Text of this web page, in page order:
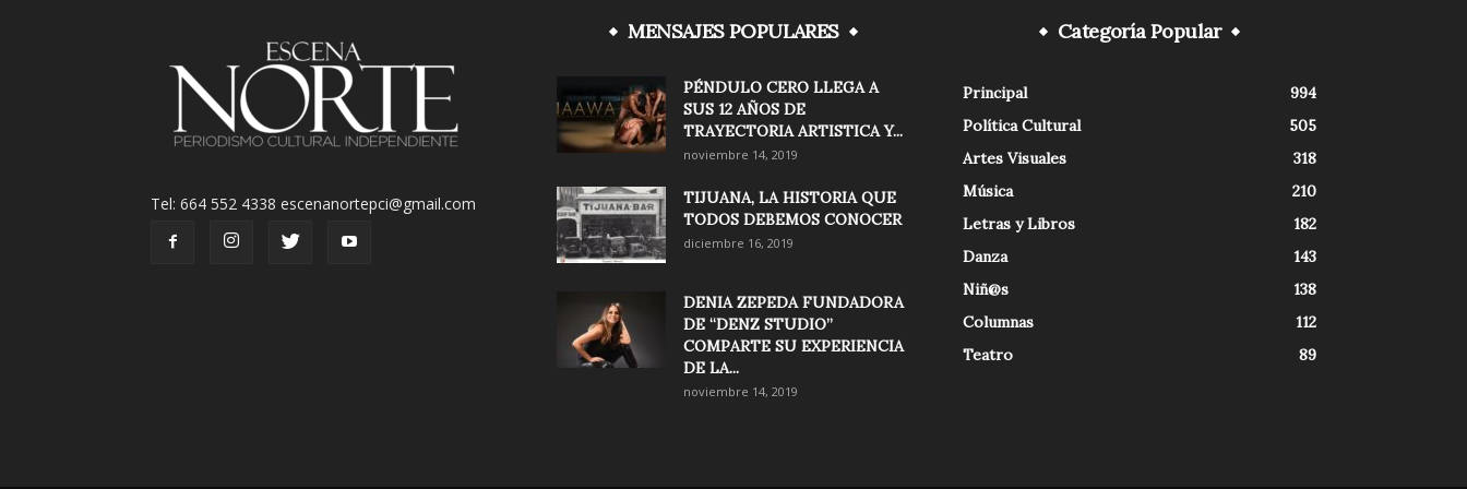
Tel: 664 552 4338 escenanortepci@gmail.com
MENSAJES POPULARES
PÉNDULO CERO LLEGA A
SUS 12 AÑOS DE
TRAYECTORIA ARTISTICA Y...
noviembre 14, 2019
TIJUANA, LA HISTORIA QUE
TODOS DEBEMOS CONOCER
diciembre 16, 2019
DENIA ZEPEDA FUNDADORA
DE “DENZ STUDIO”
COMPARTE SU EXPERIENCIA
DE LA...
noviembre 14, 2019
Categoría Popular
Principal
994
Política Cultural
505
Artes Visuales
318
Música
210
Letras y Libros
182
Danza
143
Niñ@s
138
Columnas
112
Teatro
89